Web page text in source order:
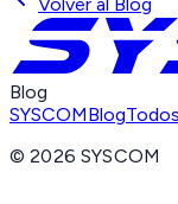
Blog
SYSCOMBlog
©2026 SYSCOM